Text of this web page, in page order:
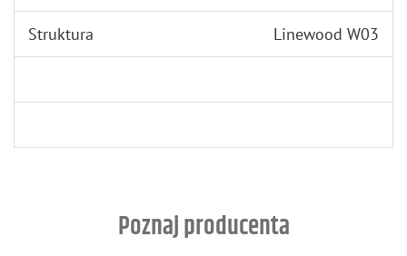
Struktura Linewood W03
Poznaj producenta